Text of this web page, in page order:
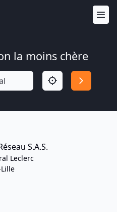
la moins chère
S.A.S.
Leclerc